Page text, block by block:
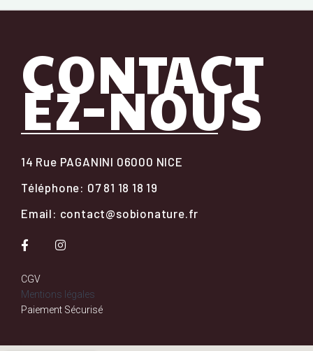
CONTACT
EZ-NOUS
14 Rue PAGANINI 06000 NICE
Téléphone: 07 81 18 18 19
Email: contact@sobionature.fr
CGV
Mentions légales
Paiement Sécurisé